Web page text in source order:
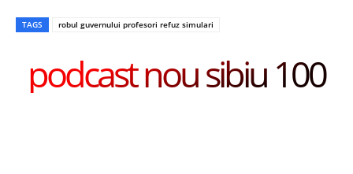
TAGS robul guvernului profesori refuz simulari
podcast nou sibiu 100